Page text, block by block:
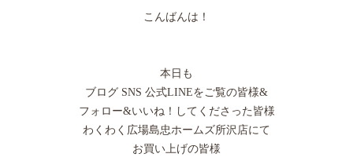
こんばんは！
本日も
ブログ SNS 公式LINEをご覧の皆様&
フォロー&いいね！してくださった皆様
わくわく広場島忠ホームズ所沢店にて
お買い上げの皆様